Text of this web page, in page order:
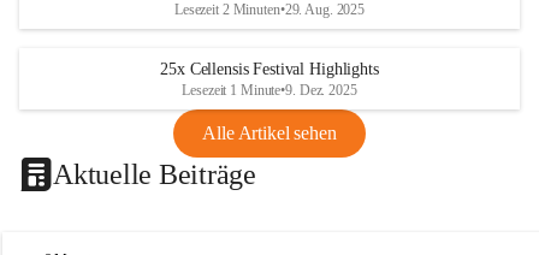
Lesezeit 2 Minuten•29. Aug. 2025
25x Cellensis Festival Highlights
Lesezeit 1 Minute•9. Dez. 2025
Alle Artikel sehen
Aktuelle Beiträge